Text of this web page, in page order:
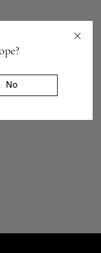
No